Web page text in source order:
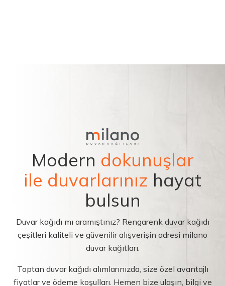
Modern dokunuşlar
ile duvarlarınız hayat
bulsun
Duvar kağıdı mı aramıştınız? Rengarenk duvar kağıdı
çeşitleri kaliteli ve güvenilir alışverişin adresi milano
duvar kağıtları.
Toptan duvar kağıdı alımlarınızda, size özel avantajlı
fiyatlar ve ödeme koşulları. Hemen bize ulaşın, bilgi ve